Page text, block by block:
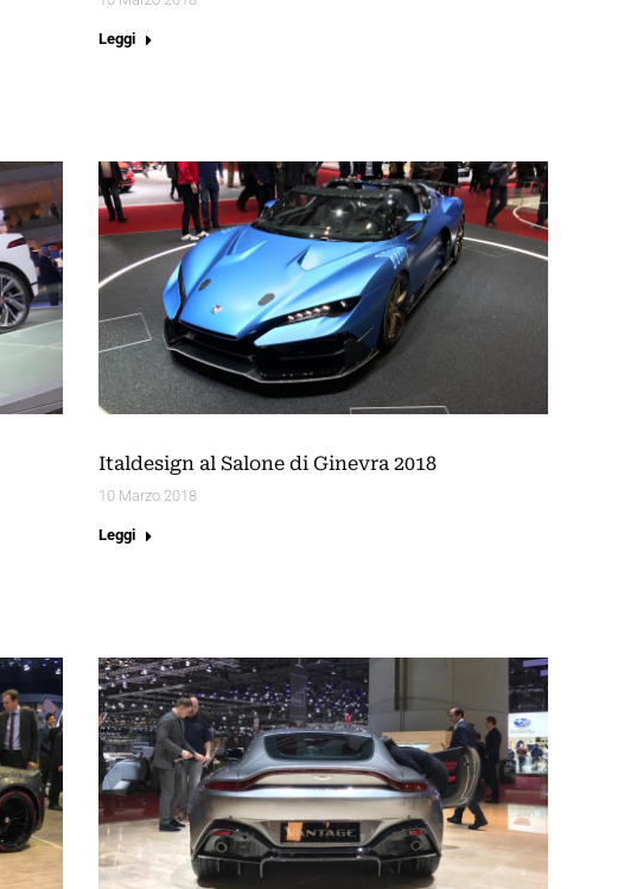
Leggi
Italdesign al Salone di Ginevra 2018
10 Marzo 2018
Leggi